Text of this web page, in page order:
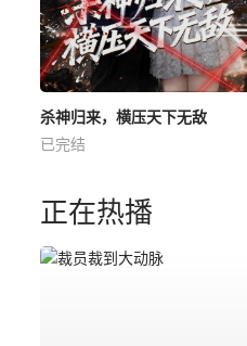
杀神归来，横压天下无敌
已完结
正在热播